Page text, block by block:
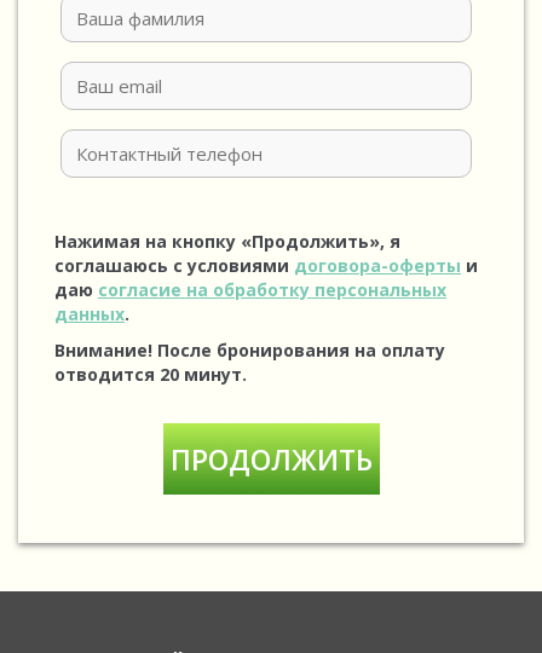
Нажимая на кнопку «Продолжить», я
соглашаюсь с условиями договора-оферты и
даю согласие на обработку персональных
данных.
Внимание! После бронирования на оплату
отводится 20 минут.